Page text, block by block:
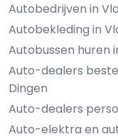
Autobedrijven in
Autobekleding in
Autobussen huren
Auto-dealers
Dingen
Auto-dealers
Auto-elektra en